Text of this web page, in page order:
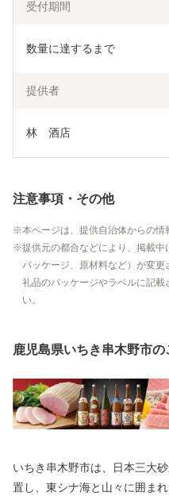
受付期間
数量に達するまで
提供者
林　酒店
注意事項・その他
本ページは、提供自治体からの情
提供元の都合などにより、掲載中
パッケージ、原材料など）が変
礼品のパッケージやラベルに記
い。
鹿児島県いちき串木野市の
いちき串木野市は、日本三大
置し、東シナ海と山々に囲ま